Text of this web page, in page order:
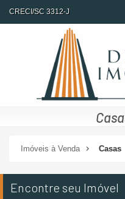
CRECI/SC 3312-J
Imóveis à Venda Casas
Encontre seu Imóvel